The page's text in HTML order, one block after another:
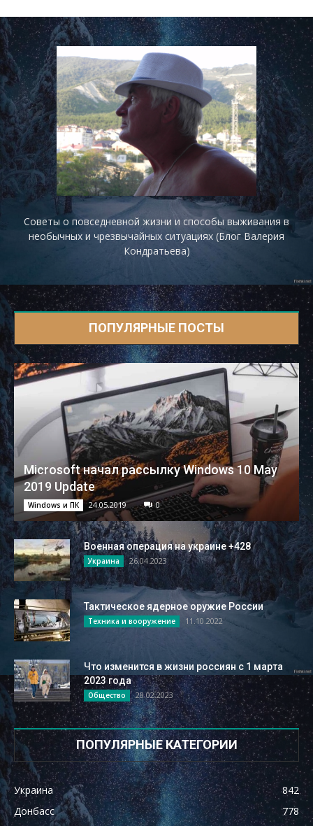
Советы о повседневной жизни и способы выживания в
необычных и чрезвычайных ситуациях (Блог Валерия
Кондратьева)
ПОПУЛЯРНЫЕ ПОСТЫ
Microsoft начал рассылку Windows 10 May
2019 Update
Windows и ПК 24.05.2019 0
Военная операция на украине +428
Украина 26.04.2023
Тактическое ядерное оружие России
Техника и вооружение 11.10.2022
Что изменится в жизни россиян с 1 марта
2023 года
Общество 28.02.2023
ПОПУЛЯРНЫЕ КАТЕГОРИИ
Украина
842
Донбасс
778